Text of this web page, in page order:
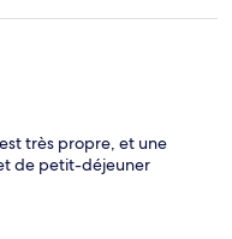
très propre, et une
de petit-déjeuner